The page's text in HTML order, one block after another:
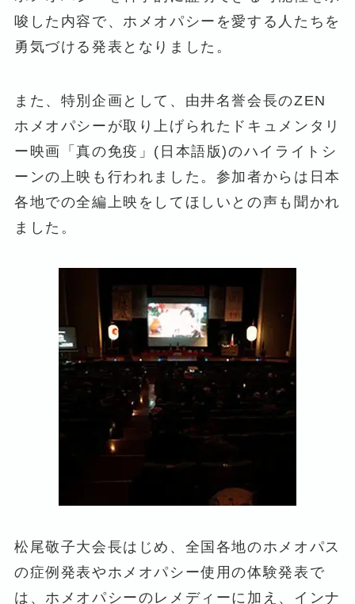
唆した内容で、ホメオパシーを愛する人たちを
勇気づける発表となりました。
また、特別企画として、由井名誉会長のZEN
ホメオパシーが取り上げられたドキュメンタリ
ー映画「真の免疫」(日本語版)のハイライトシ
ーンの上映も行われました。参加者からは日本
各地での全編上映をしてほしいとの声も聞かれ
ました。
松尾敬子大会長はじめ、全国各地のホメオパス
の症例発表やホメオパシー使用の体験発表で
は、ホメオパシーのレメディーに加え、インナ